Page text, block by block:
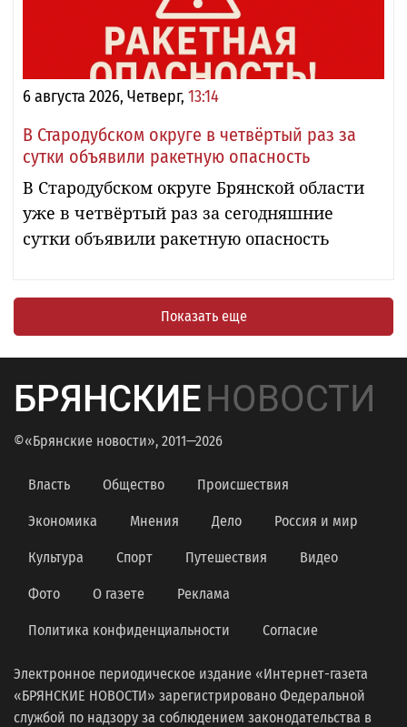
6 августа 2026, Четверг, 13:14
В Стародубском округе в четвёртый раз за
сутки объявили ракетную опасность
В Стародубском округе Брянской области
уже в четвёртый раз за сегодняшние
сутки объявили ракетную опасность
Показать еще
БРЯНСКИЕНОВОСТИ
©«Брянские новости», 2011—2026
Власть Общество Происшествия
Экономика Мнения Дело Россия и мир
Культура Спорт Путешествия Видео
Фото О газете Реклама
Политика конфиденциальности Согласие
Электронное периодическое издание «Интернет-газета
«БРЯНСКИЕ НОВОСТИ» зарегистрировано Федеральной
службой по надзору за соблюдением законодательства в